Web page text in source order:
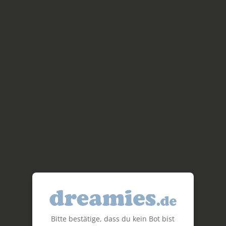
Bitte bestätige, dass du kein Bot bist